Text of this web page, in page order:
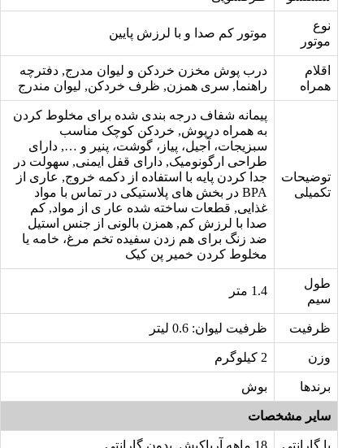
نوع
موتور
موتور كم صدا و با لرزش پايين
اقلام
همراه
درب پوش مخزن خردکن و لیوان مدرج, دفترچه
راهنما, سری همزن, ظرف خردکن, لیوان مندرج
توضیحات
تکمیلی
پیمانه شفاف درجه بندی شده برای مخلوط کردن
به همراه درپوش, خردکن کوچک مناسب
سبزیجات، آجیل، پیاز، گوشت، پنیر و …, دارای
طراحی ارگونومیک, دارای قفل ایمنی, سهولت در
جدا كردن پايه با استفاده از دكمه خروج, عاری از
BPA در بخش های پلاستیکی در تماس با مواد
غذایی, قطعات ساخته شده عار ی از مواد, کم
صدا با لرزش کم, همزن بالونی از جنس استیل
ضد زنگ برای هم زدن سفیده تخم مرغ، خامه یا
مخلوط کردن خمیر پن کیک
طول
سیم
1.4 متر
ظرفیت ظرفیت لیوان: 0.6 لیتر
وزن
برندها بوش
سایر مشخصات
با گارانتی